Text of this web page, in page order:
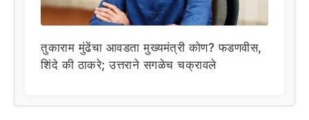
तुकाराम मुंढेंचा आवडता मुख्यमंत्री कोण? फडणवीस,
शिंदे की ठाकरे; उत्तराने सगळेच चक्रावले